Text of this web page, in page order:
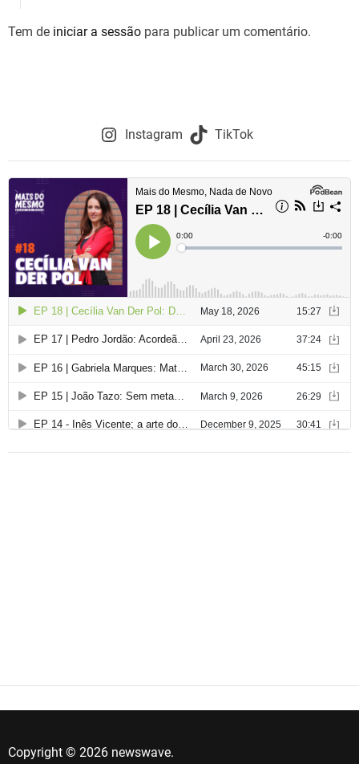
Tem de iniciar a sessão para publicar um comentário.
Instagram TikTok
Copyright © 2026 newswave.